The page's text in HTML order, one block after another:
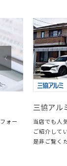
豊富な施工事例を